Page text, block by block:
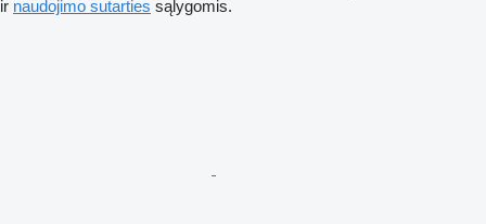
ir naudojimo sutarties sąlygomis.